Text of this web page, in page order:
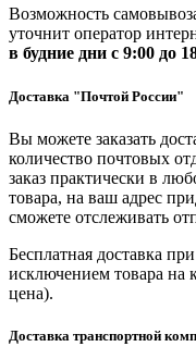
Возможность
уточнит оператор
в будние дни с 9:00 до
Доставка "Почтой России"
Вы можете заказать
количество почтовых
заказ практически в
товара, на ваш адрес
сможете отслеживать
Бесплатная доставка при
исключением товара на
цена).
Доставка транспортной